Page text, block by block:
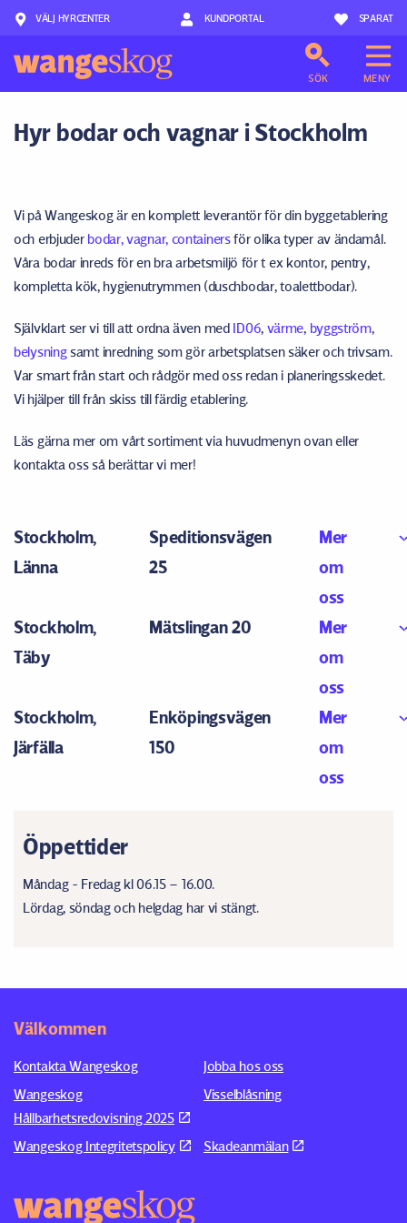
Hoppa till innehåll
VÄLJ HYRCENTER KUNDPORTAL SPARAT
SÖK MENY
Hyr bodar och vagnar i Stockholm
Vi på Wangeskog är en komplett leverantör för din byggetablering
och erbjuderbodar, vagnar, containersför olika typer av ändamål.
Våra bodar inreds för en bra arbetsmiljö för t ex kontor, pentry,
kompletta kök, hygienutrymmen (duschbodar, toalettbodar).
Självklart ser vi till att ordna även med ID06, värme, byggström,
belysningsamt inredning som gör arbetsplatsen säker och trivsam.
Var smart från start och rådgör med oss redan i planeringsskedet.
Vi hjälper till från skiss till färdig etablering.
Läs gärna mer om vårt sortiment via huvudmenyn ovan eller
kontakta oss så berättar vi mer!
Stockholm,
Länna
Speditionsvägen
25
Mer
om
oss
Stockholm,
Täby
Mätslingan 20
Mer
om
oss
Stockholm,
Järfälla
Enköpingsvägen
150
Mer
om
oss
Öppettider
Måndag - Fredag kl 06.15 – 16.00.
Lördag, söndag och helgdag har vi stängt.
Välkommen
Kontakta Wangeskog
Jobba hos oss
Wangeskog
Hållbarhetsredovisning 2025
Visselblåsning
Wangeskog Integritetspolicy Skadeanmälan